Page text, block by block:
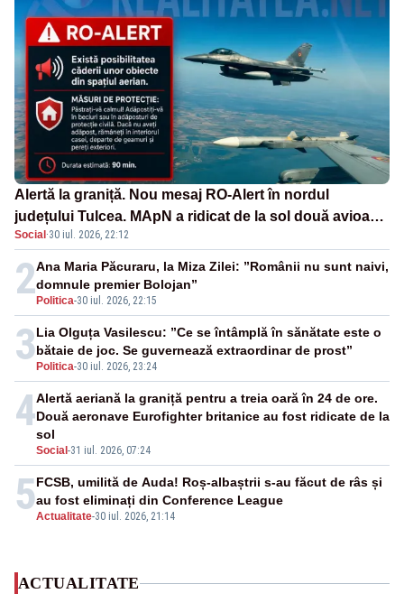
Alertă la graniță. Nou mesaj RO-Alert în nordul
județului Tulcea. MApN a ridicat de la sol două avioane
F-16
Social ·30 iul. 2026, 22:12
2 Politica-30 iul. 2026, 22:15
Ana Maria Păcuraru, la Miza Zilei: ”Românii nu sunt naivi,
domnule premier Bolojan”
3 Politica-30 iul. 2026, 23:24
Lia Olguța Vasilescu: ”Ce se întâmplă în sănătate este o
bătaie de joc. Se guvernează extraordinar de prost”
4
Social -31 iul. 2026, 07:24
Alertă aeriană la graniță pentru a treia oară în 24 de ore.
Două aeronave Eurofighter britanice au fost ridicate de la
sol
5Actualitate-30 iul. 2026, 21:14
FCSB, umilită de Auda! Roș-albaștrii s-au făcut de râs și
au fost eliminați din Conference League
ACTUALITATE